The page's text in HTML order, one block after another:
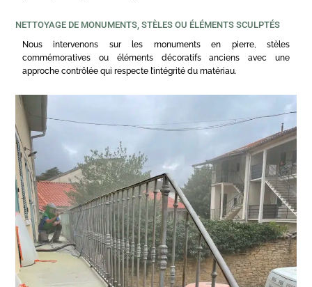
NETTOYAGE DE MONUMENTS, STÈLES OU ÉLÉMENTS SCULPTÉS
Nous intervenons sur les monuments en pierre, stèles
commémoratives ou éléments décoratifs anciens avec une
approche contrôlée qui respecte l’intégrité du matériau.